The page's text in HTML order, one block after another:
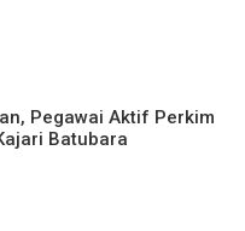
Pegawai Aktif Perkim
Batubara